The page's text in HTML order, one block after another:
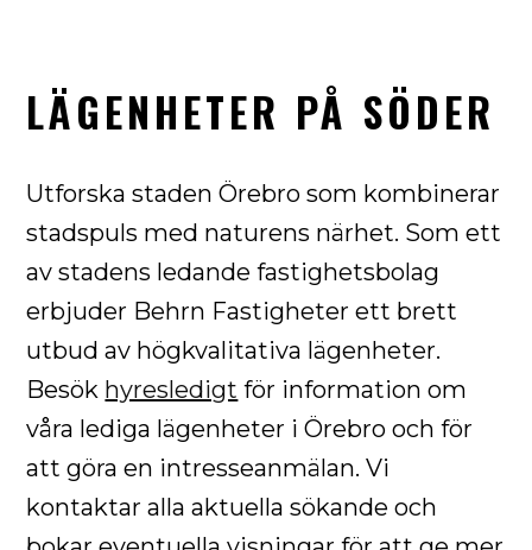
LÄGENHETER PÅ SÖDER
Utforska staden Örebro som kombinerar
stadspuls med naturens närhet. Som ett
av stadens ledande fastighetsbolag
erbjuder Behrn Fastigheter ett brett
utbud av högkvalitativa lägenheter.
Besök hyresledigt för information om
våra lediga lägenheter i Örebro och för
att göra en intresseanmälan. Vi
kontaktar alla aktuella sökande och